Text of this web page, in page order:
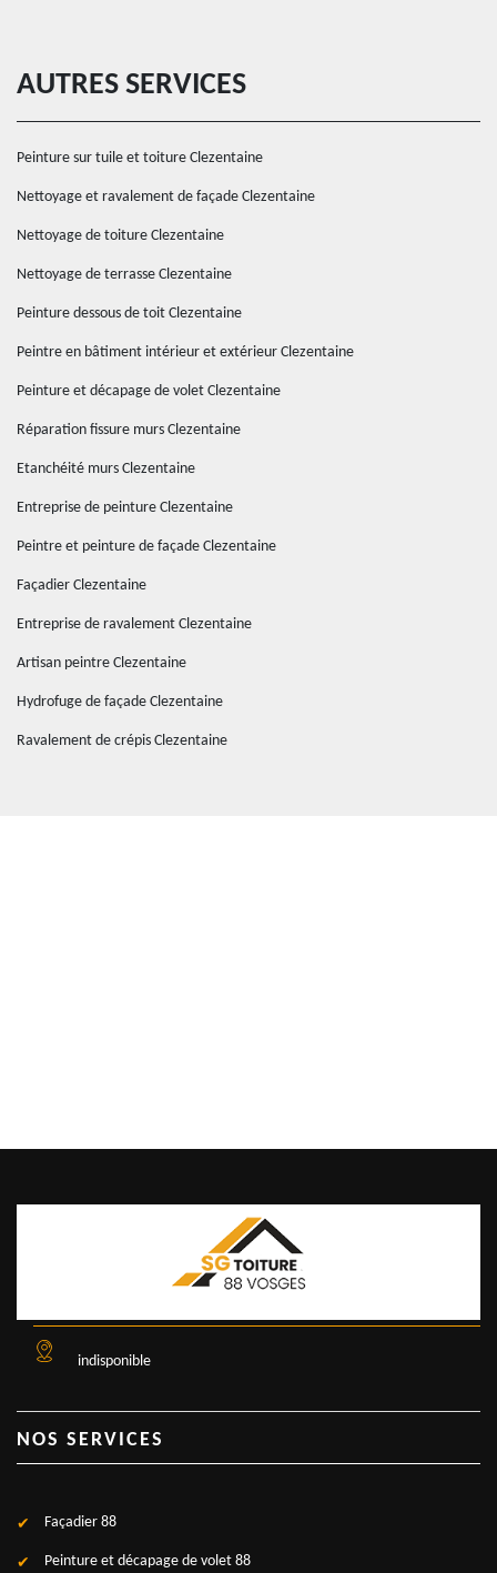
AUTRES SERVICES
Peinture sur tuile et toiture Clezentaine
Nettoyage et ravalement de façade Clezentaine
Nettoyage de toiture Clezentaine
Nettoyage de terrasse Clezentaine
Peinture dessous de toit Clezentaine
Peintre en bâtiment intérieur et extérieur Clezentaine
Peinture et décapage de volet Clezentaine
Réparation fissure murs Clezentaine
Etanchéité murs Clezentaine
Entreprise de peinture Clezentaine
Peintre et peinture de façade Clezentaine
Façadier Clezentaine
Entreprise de ravalement Clezentaine
Artisan peintre Clezentaine
Hydrofuge de façade Clezentaine
Ravalement de crépis Clezentaine
indisponible
NOS SERVICES
Façadier 88
Peinture et décapage de volet 88